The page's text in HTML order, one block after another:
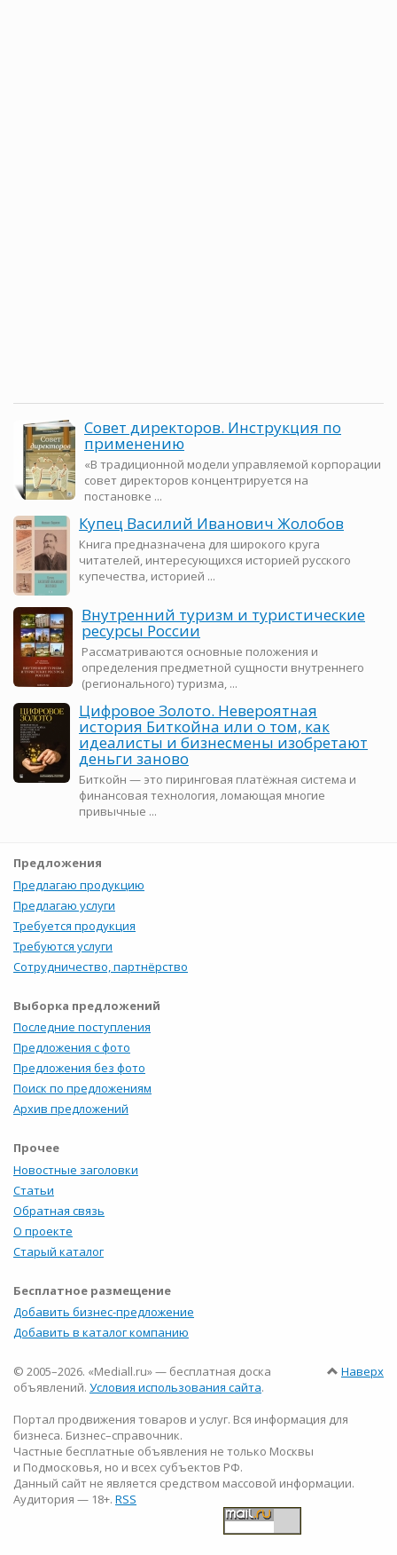
Совет директоров. Инструкция по
применению
«В традиционной модели управляемой корпорации
совет директоров концентрируется на
постановке ...
Купец Василий Иванович Жолобов
Книга предназначена для широкого круга
читателей, интересующихся историей русского
купечества, историей ...
Внутренний туризм и туристические
ресурсы России
Рассматриваются основные положения и
определения предметной сущности внутреннего
(регионального) туризма, ...
Цифровое Золото. Невероятная
история Биткойна или о том, как
идеалисты и бизнесмены изобретают
деньги заново
Биткойн — это пиринговая платёжная система и
финансовая технология, ломающая многие
привычные ...
Предложения
Предлагаю продукцию
Предлагаю услуги
Требуется продукция
Требуются услуги
Сотрудничество, партнёрство
Выборка предложений
Последние поступления
Предложения с фото
Предложения без фото
Поиск по предложениям
Архив предложений
Прочее
Новостные заголовки
Статьи
Обратная связь
О проекте
Старый каталог
Бесплатное размещение
Добавить бизнес-предложение
Добавить в каталог компанию
Наверх
© 2005–2026. «Mediall.ru» — бесплатная доска
объявлений. Условия использования сайта.
Портал продвижения товаров и услуг. Вся информация для
бизнеса. Бизнес–справочник.
Частные бесплатные объявления не только Москвы
и Подмосковья, но и всех субъектов РФ.
Данный сайт не является средством массовой информации.
Аудитория — 18+. RSS